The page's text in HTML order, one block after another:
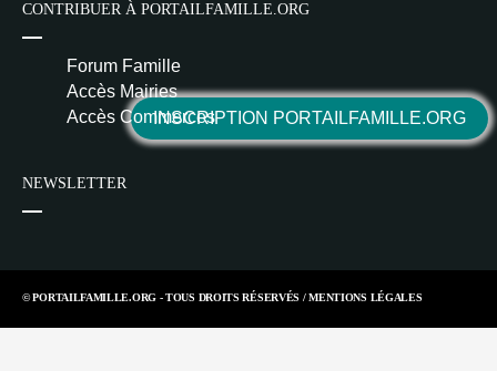
INSCRIPTION PORTAILFAMILLE.ORG
CONTRIBUER À PORTAILFAMILLE.ORG
Forum Famille
Accès Mairies
Accès Commerces
NEWSLETTER
© PORTAILFAMILLE.ORG - TOUS DROITS RÉSERVÉS /MENTIONS LÉGALES